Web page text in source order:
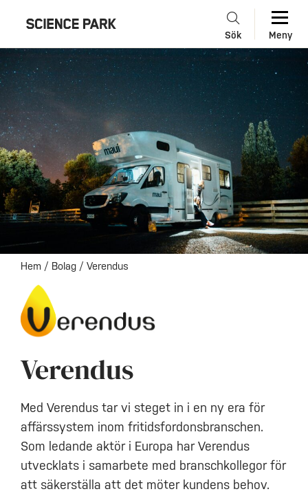
Sök Meny
Hem / Bolag / Verendus
Verendus
Med Verendus tar vi steget in i en ny era för
affärssystem inom fritidsfordonsbranschen.
Som ledande aktör i Europa har Verendus
utvecklats i samarbete med branschkollegor för
att säkerställa att det möter kundens behov.